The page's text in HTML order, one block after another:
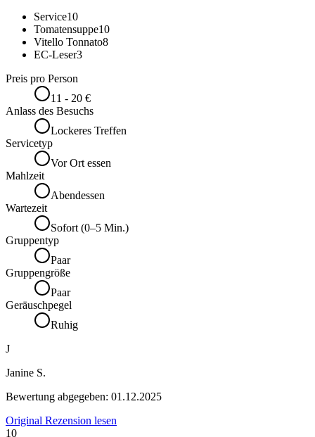
Service10
Tomatensuppe10
Vitello Tonnato8
EC-Leser3
Preis pro Person
11 - 20 €
Anlass des Besuchs
Lockeres Treffen
Servicetyp
Vor Ort essen
Mahlzeit
Abendessen
Wartezeit
Sofort (0–5 Min.)
Gruppentyp
Paar
Gruppengröße
Paar
Geräuschpegel
Ruhig
J
Janine S.
Bewertung abgegeben: 01.12.2025
Original Rezension lesen
10